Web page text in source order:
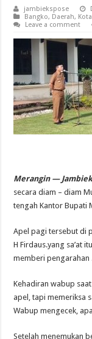
jambiekspose
Bangko, Daerah,
Leave a comment
Merangin —
secara diam – diam
tengah Kantor Bupati
Apel pagi tersebut di
H Firdaus.yang sa’at
memberi pengarahan
Kehadiran wabup
apel, tapi memeriksa
Wabup mengecek,
Setelah menemukan